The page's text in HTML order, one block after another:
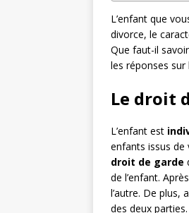
L’enfant que
divorce, le
Que faut-il
les réponses sur
Le droit
L’enfant est
enfants issus
droit de garde
de l’enfant.
l’autre. De plus,
des deux